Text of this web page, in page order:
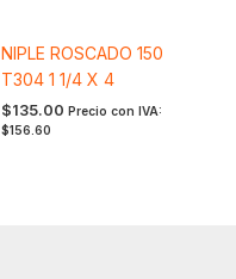
NIPLE ROSCADO 150
T304 1 1/4 X 4
$135.00 Precio con IVA:
$156.60